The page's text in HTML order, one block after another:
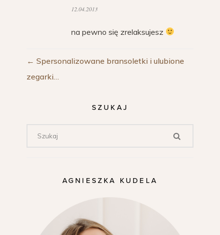
12.04.2013
na pewno się zrelaksujesz
← Spersonalizowane bransoletki i ulubione
zegarki…
SZUKAJ
AGNIESZKA KUDELA